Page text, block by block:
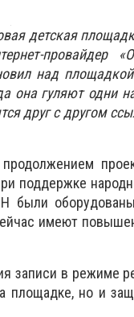
детская
провайдер
над
она гуляют одни
друг с другом
поддержке
были
имеют
записи в режиме
площадке, но и